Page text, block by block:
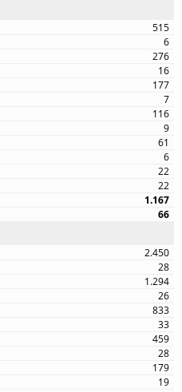
515
6
276
16
177
7
116
9
61
6
22
22
1.167
66
2.450
28
1.294
26
833
33
459
28
179
19